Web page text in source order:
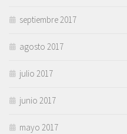
septiembre 2017
agosto 2017
julio 2017
junio 2017
mayo 2017